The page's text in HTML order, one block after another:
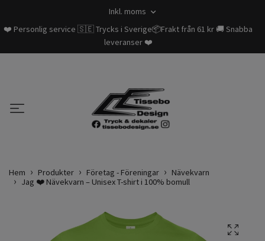
Inkl. moms
❤️ Personlig service 🇸🇪 Trycks i Sverige📦Frakt från 61 kr 🚚 Snabba
leveranser ❤️
Hem Produkter Företag - Föreningar
Nävekvarn
Jag ❤️ Nävekvarn – Unisex T-shirt i 100% bomull